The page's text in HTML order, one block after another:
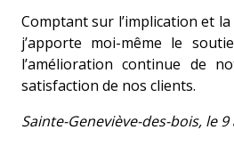
Comptant sur l’implication et
j’apporte moi-même le
l’amélioration continue de
satisfaction de nos clients.
Sainte-Geneviève-des-bois, le